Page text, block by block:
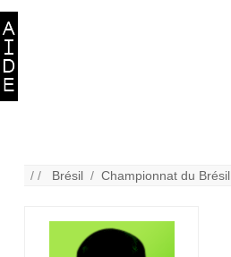
/ / Brésil /Championnat du Brésil